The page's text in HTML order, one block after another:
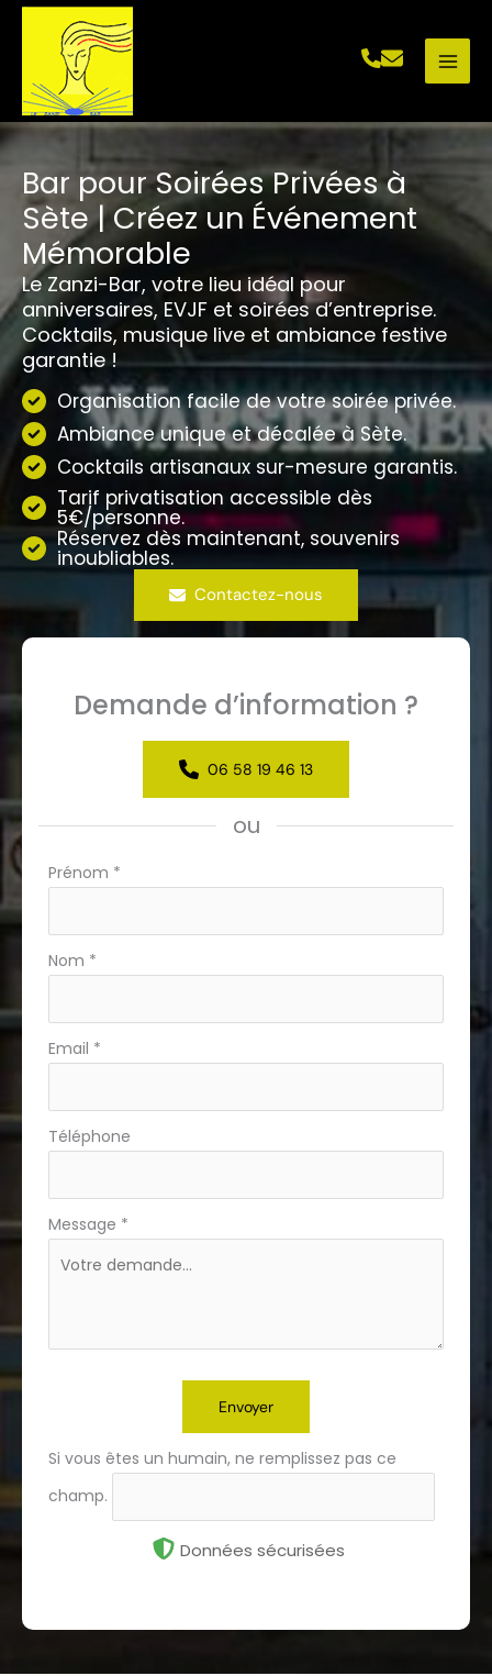
Aller
Bar pour Soirées Privées à
Sète | Créez un Événement
Mémorable
Le Zanzi-Bar, votre lieu idéal pour
anniversaires, EVJF et soirées d’entreprise.
Cocktails, musique live et ambiance festive
garantie !
Organisation facile de votre soirée privée.
Ambiance unique et décalée à Sète.
Cocktails artisanaux sur-mesure garantis.
Tarif privatisation accessible dès
5€/personne.
Réservez dès maintenant, souvenirs
inoubliables.
Contactez-nous
Demande d’information ?
06 58 19 46 13
ou
Formulaire
téléphone
Prénom *
Nom *
Email *
Téléphone
Message *
Envoyer
Si vous êtes un humain, ne remplissez pas ce
champ.
Données sécurisées